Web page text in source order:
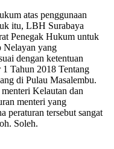
atas penggunaan
itu, LBH Surabaya
Penegak Hukum untuk
Nelayan yang
dengan ketentuan
Tahun 2018 Tentang
di Pulau Masalembu.
Kelautan dan
menteri yang
peraturan tersebut sangat
Soleh.